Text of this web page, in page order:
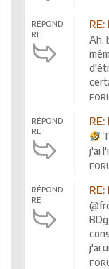
RÉPOND
RE
Ah,
RÉPOND
RE
j'ai
RÉPOND
RE
j'ai